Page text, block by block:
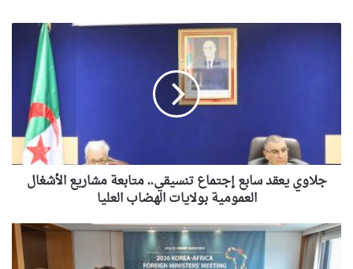
جلاوي
مشاريع
العمومية
بولايات
جلاوي يعقد سابع إجتماع تنسيقي.. متابعة مشاريع الأشغال
العمومية بولايات الهضاب العليا
السيد
عطاف
يجري